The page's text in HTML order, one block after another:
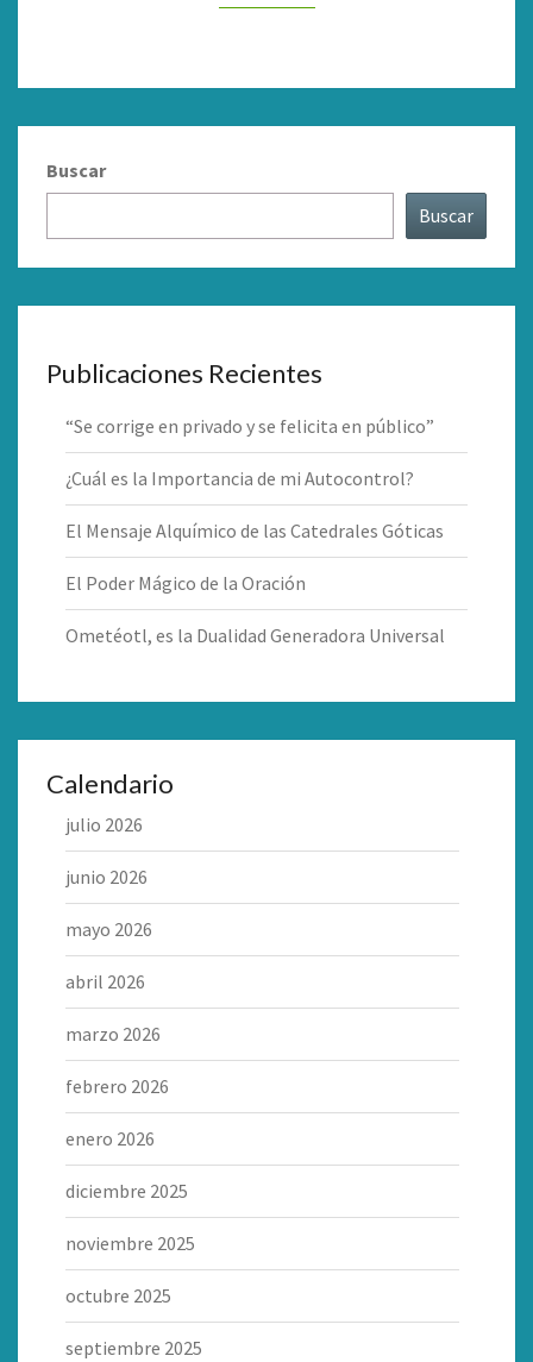
Buscar
Buscar
Publicaciones Recientes
“Se corrige en privado y se felicita en público”
¿Cuál es la Importancia de mi Autocontrol?
El Mensaje Alquímico de las Catedrales Góticas
El Poder Mágico de la Oración
Ometéotl, es la Dualidad Generadora Universal
Calendario
julio 2026
junio 2026
mayo 2026
abril 2026
marzo 2026
febrero 2026
enero 2026
diciembre 2025
noviembre 2025
octubre 2025
septiembre 2025